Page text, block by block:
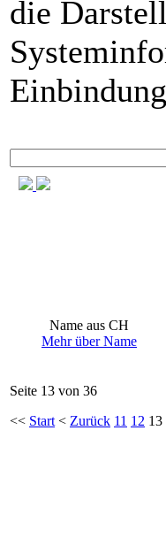
die
Name aus CH
Mehr über Name
Seite 13 von 36
<< Start < Zurück 11 12 13